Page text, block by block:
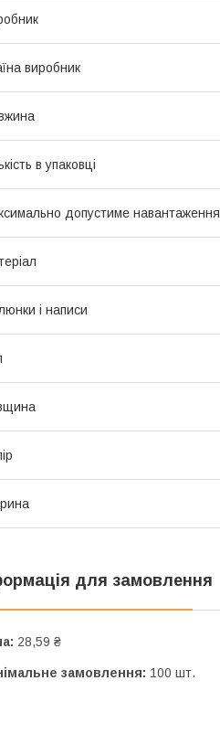
виробник
в упаковці
допустиме навантаження
і написи
для замовлення
28,59 ₴
замовлення: 100 шт.